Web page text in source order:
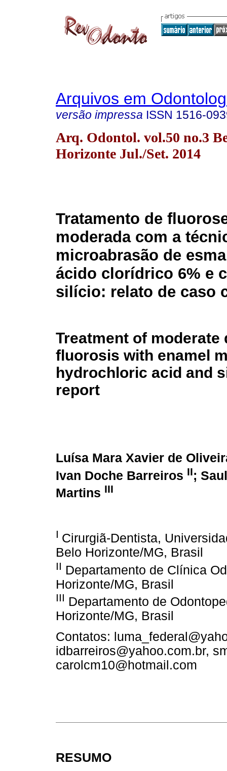
Arquivos em
versão impressa ISSN 1516-
Arq. Odontol. vol.50 no.3
Horizonte Jul./Set. 2014
Tratamento de
moderada com a
microabrasão de
ácido clorídrico 6% e
silício: relato de caso
Treatment of moderate
fluorosis with enamel
hydrochloric acid and
report
Luísa Mara Xavier de
Ivan Doche Barreiros II;
Martins III
I Cirurgiã-Dentista,
Belo Horizonte/MG, Brasil
II Departamento de Clínica
Horizonte/MG, Brasil
III Departamento de
Horizonte/MG, Brasil
Contatos:
idbarreiros@yahoo.com.br,
carolcm10@hotmail.com
RESUMO